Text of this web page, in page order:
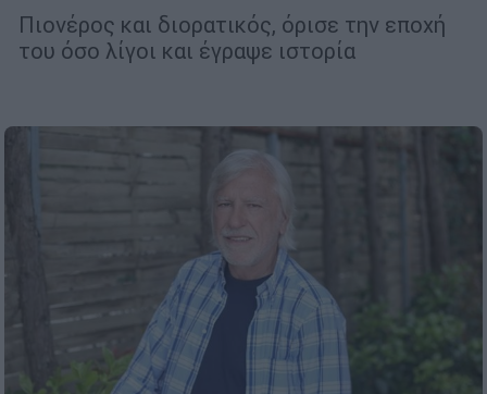
Πιονέρος και διορατικός, όρισε την εποχή
του όσο λίγοι και έγραψε ιστορία